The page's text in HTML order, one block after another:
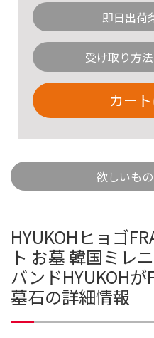
即日出荷
受け取り方
カー
欲しいも
HYUKOHヒョゴ
ト お墓 韓国ミレ
バンドHYUKOH
墓石の詳細情報